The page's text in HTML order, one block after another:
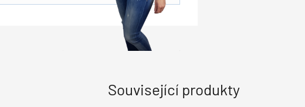
Související produkty